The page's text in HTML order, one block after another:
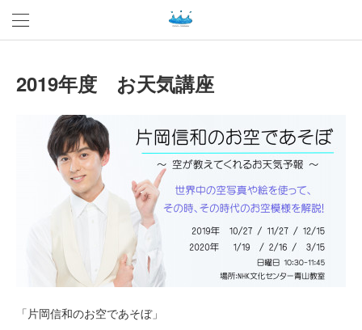
2019年度 お天気講座
「片岡信和のお空であそぼ」